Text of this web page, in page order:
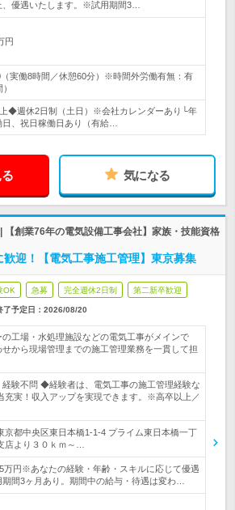
、優遇いたします。※試用期間3…
円
実働8時間／休憩60分）※時間外労働有無：有
◆週休2日制（土日）※会社カレンダーあり└年
、祝日稼働日あり（有給…
気になる
【創業76年の電気設備工事会社】家族・技能資格
迎！【電気工事施工管理】東京募集
OK 急募 完全週休2日制 第二新卒歓迎
了予定日： 2026/08/20
工場・水処理施設などの電気工事がメインで
から現場管理までの施工管理業務を一貫して担
験不問 ◆経験者は、電気工事の施工管理経験な
充実！収入アップを実現できます。※高卒以上／
京都中央区東日本橋1-1-4 プライム東日本橋一丁
店より３０ｋｍ～…
万円※あなたの経験・年齢・スキルに応じて優遇
間3ヶ月あり。期間中の給与・待遇は変わ…